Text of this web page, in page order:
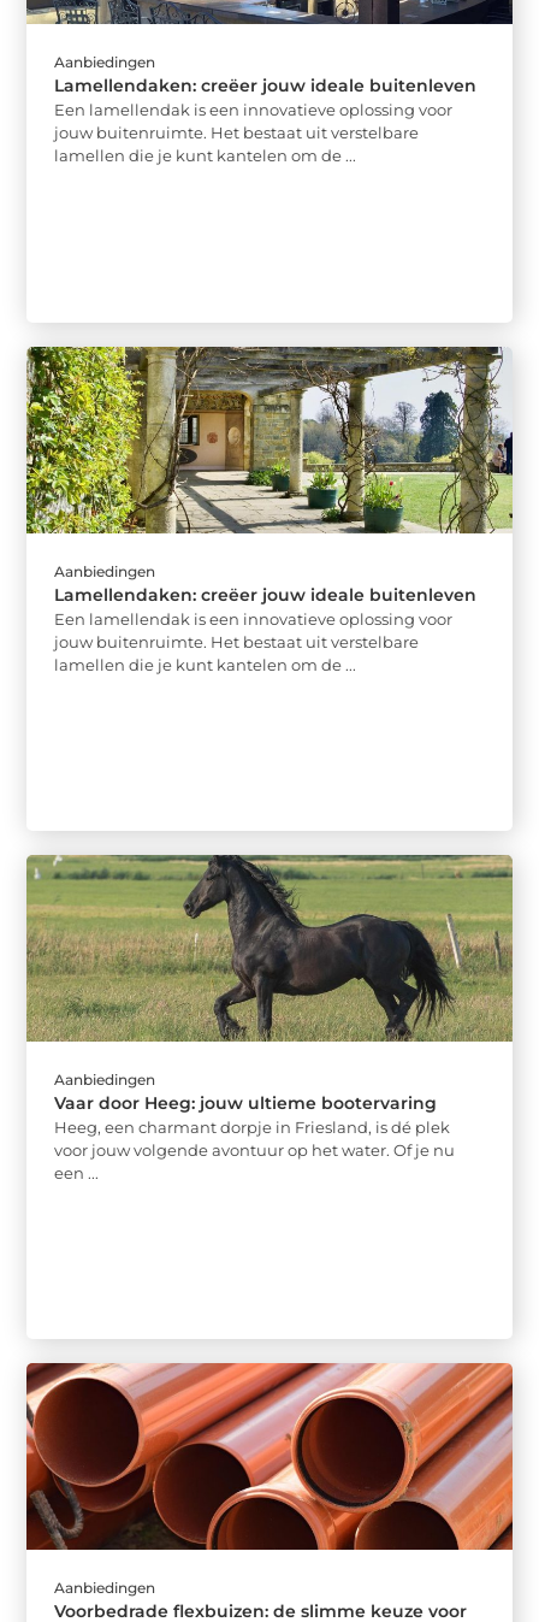
Aanbiedingen
Lamellendaken: creëer jouw ideale buitenleven
Een lamellendak is een innovatieve oplossing voor
jouw buitenruimte. Het bestaat uit verstelbare
lamellen die je kunt kantelen om de ...
Aanbiedingen
Lamellendaken: creëer jouw ideale buitenleven
Een lamellendak is een innovatieve oplossing voor
jouw buitenruimte. Het bestaat uit verstelbare
lamellen die je kunt kantelen om de ...
Aanbiedingen
Vaar door Heeg: jouw ultieme bootervaring
Heeg, een charmant dorpje in Friesland, is dé plek
voor jouw volgende avontuur op het water. Of je nu
een ...
Aanbiedingen
Voorbedrade flexbuizen: de slimme keuze voor